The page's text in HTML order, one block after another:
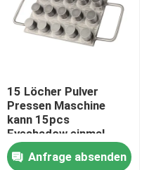
15 Löcher Pulver
Pressen Maschine
kann 15pcs
Eyeshadow einmal
Druck Zeit
Anfrage absenden